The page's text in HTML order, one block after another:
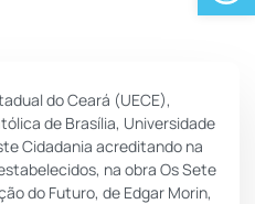
do Ceará (UECE),
de Brasília, Universidade
Cidadania acreditando na
na obra Os Sete
do Futuro, de Edgar Morin,